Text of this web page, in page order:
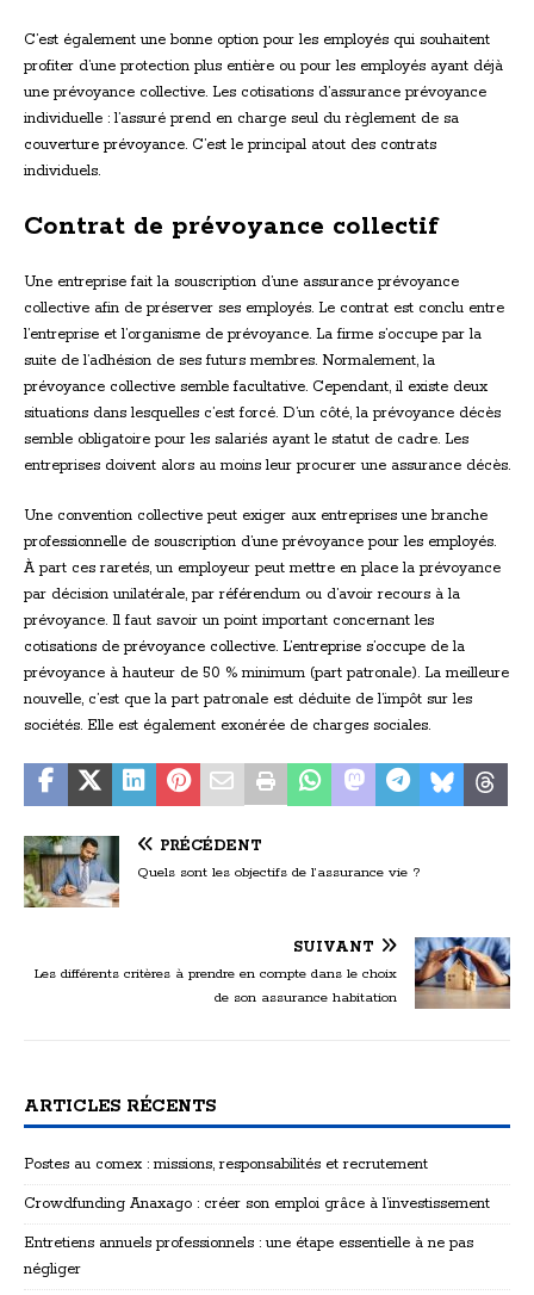
C’est également une bonne option pour les employés qui souhaitent
profiter d’une protection plus entière ou pour les employés ayant déjà
une prévoyance collective. Les cotisations d’assurance prévoyance
individuelle : l’assuré prend en charge seul du règlement de sa
couverture prévoyance. C’est le principal atout des contrats
individuels.
Contrat de prévoyance collectif
Une entreprise fait la souscription d’une assurance prévoyance
collective afin de préserver ses employés. Le contrat est conclu entre
l’entreprise et l’organisme de prévoyance. La firme s’occupe par la
suite de l’adhésion de ses futurs membres. Normalement, la
prévoyance collective semble facultative. Cependant, il existe deux
situations dans lesquelles c’est forcé. D’un côté, la prévoyance décès
semble obligatoire pour les salariés ayant le statut de cadre. Les
entreprises doivent alors au moins leur procurer une assurance décès.
Une convention collective peut exiger aux entreprises une branche
professionnelle de souscription d’une prévoyance pour les employés.
À part ces raretés, un employeur peut mettre en place la prévoyance
par décision unilatérale, par référendum ou d’avoir recours à la
prévoyance. Il faut savoir un point important concernant les
cotisations de prévoyance collective. L’entreprise s’occupe de la
prévoyance à hauteur de 50 % minimum (part patronale). La meilleure
nouvelle, c’est que la part patronale est déduite de l’impôt sur les
sociétés. Elle est également exonérée de charges sociales.
PRÉCÉDENT
Quels sont les objectifs de l’assurance vie ?
SUIVANT
Les différents critères à prendre en compte dans le choix
de son assurance habitation
ARTICLES RÉCENTS
Postes au comex : missions, responsabilités et recrutement
Crowdfunding Anaxago : créer son emploi grâce à l’investissement
Entretiens annuels professionnels : une étape essentielle à ne pas
négliger